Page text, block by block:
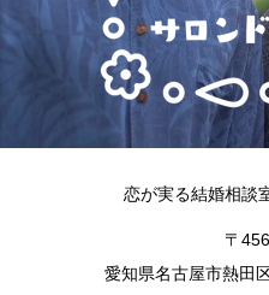
恋が実る結婚相談
〒
愛知県名古屋市熱田